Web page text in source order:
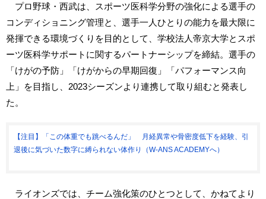
プロ野球・西武は、スポーツ医科学分野の強化による選手の
コンディショニング管理と、選手一人ひとりの能力を最大限に
発揮できる環境づくりを目的として、学校法人帝京大学とスポ
ーツ医科学サポートに関するパートナーシップを締結。選手の
「けがの予防」「けがからの早期回復」「パフォーマンス向
上」を目指し、2023シーズンより連携して取り組むと発表し
た。
【注目】「この体重でも跳べるんだ」 月経異常や骨密度低下を経験、引
退後に気づいた数字に縛られない体作り（W-ANS ACADEMYへ）
ライオンズでは、チーム強化策のひとつとして、かねてより